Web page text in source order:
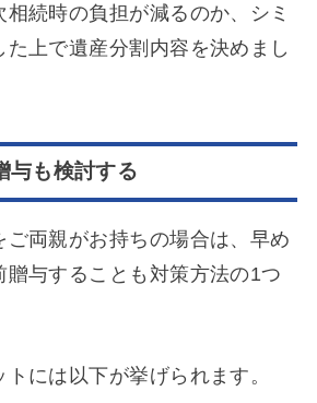
続時の負担が減るのか、シミ
た上で遺産分割内容を決めまし
与も検討する
ご両親がお持ちの場合は、早め
贈与することも対策方法の1つ
には以下が挙げられます。